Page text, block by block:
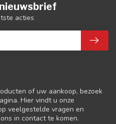
of uw aankoop, bezoek
Hier vindt u onze
veelgestelde vragen en
in contact te komen.
acties